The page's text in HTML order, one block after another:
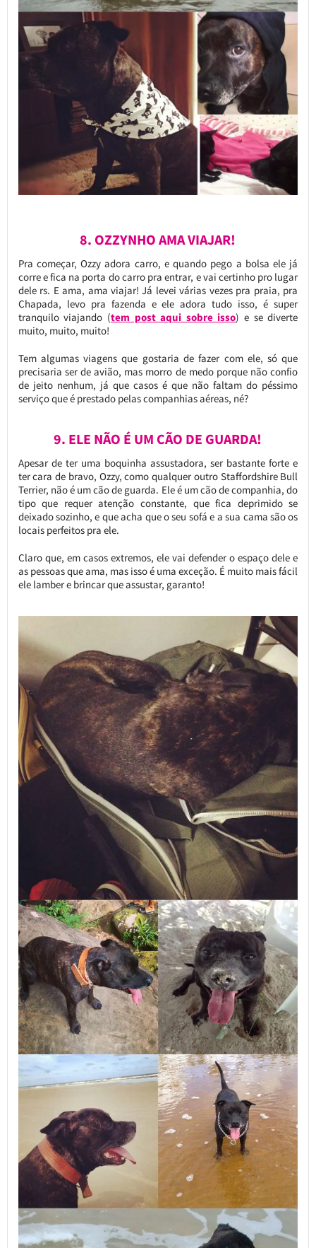
8. OZZYNHO AMA VIAJAR!
Pra começar, Ozzy adora carro, e quando pego a bolsa ele já
corre e fica na porta do carro pra entrar, e vai certinho pro lugar
dele rs. E ama, ama viajar! Já levei várias vezes pra praia, pra
Chapada, levo pra fazenda e ele adora tudo isso, é super
tranquilo viajando (tem post aqui sobre isso) e se diverte
muito, muito, muito!
Tem algumas viagens que gostaria de fazer com ele, só que
precisaria ser de avião, mas morro de medo porque não confio
de jeito nenhum, já que casos é que não faltam do péssimo
serviço que é prestado pelas companhias aéreas, né?
9. ELE NÃO É UM CÃO DE GUARDA!
Apesar de ter uma boquinha assustadora, ser bastante forte e
ter cara de bravo, Ozzy, como qualquer outro Staffordshire Bull
Terrier, não é um cão de guarda. Ele é um cão de companhia, do
tipo que requer atenção constante, que fica deprimido se
deixado sozinho, e que acha que o seu sofá e a sua cama são os
locais perfeitos pra ele.
Claro que, em casos extremos, ele vai defender o espaço dele e
as pessoas que ama, mas isso é uma exceção. É muito mais fácil
ele lamber e brincar que assustar, garanto!